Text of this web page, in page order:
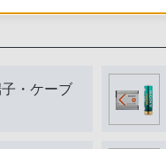
・ケーブ